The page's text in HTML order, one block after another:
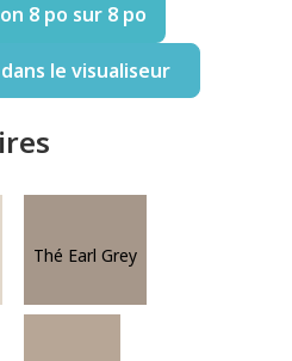
8 po sur 8 po
le visualiseur
Thé Earl Grey